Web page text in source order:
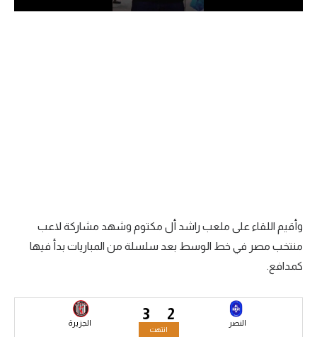
سعودي في الجول
الدوري الإنجليزي
الدوري الإسباني
وأقيم اللقاء على ملعب راشد أل مكتوم وشهد مشاركة لاعب
منتخب مصر في خط الوسط بعد سلسلة من المباريات بدأ فيها
كمدافع.
2 النصر 3 الجزيرة
انتهت